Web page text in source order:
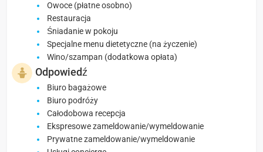
Owoce (płatne osobno)
Restauracja
Śniadanie w pokoju
Specjalne menu dietetyczne (na życzenie)
Wino/szampan (dodatkowa opłata)
Odpowiedź
Biuro bagażowe
Biuro podróży
Całodobowa recepcja
Ekspresowe zameldowanie/wymeldowanie
Prywatne zameldowanie/wymeldowanie